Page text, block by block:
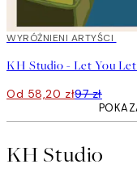
40%*
WYRÓŻNIENI ARTYŚCI
Od 58,20 zł97 zł
KH Studio